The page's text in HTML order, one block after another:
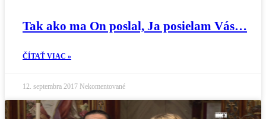
Tak ako ma On poslal, Ja posielam Vás…
ČÍTAŤ VIAC »
12. septembra 2017 Nekomentované